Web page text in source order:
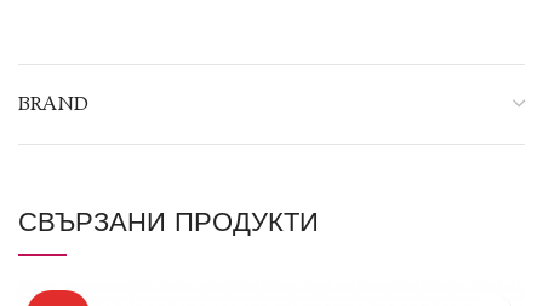
BRAND
СВЪРЗАНИ ПРОДУКТИ